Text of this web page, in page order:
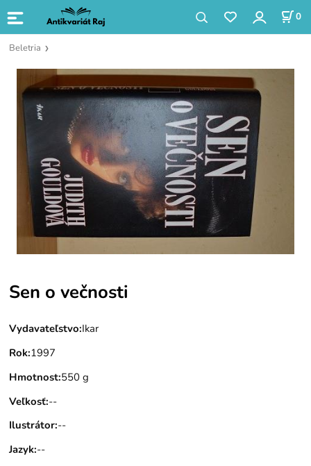
0
Beletria
Sen o večnosti
Vydavateľstvo:Ikar
Rok:1997
Hmotnost:550 g
Veľkosť:--
Ilustrátor:--
Jazyk:--